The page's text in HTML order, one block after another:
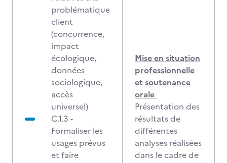
problématique
client
(concurrence,
impact
écologique,
données
sociologique,
accès
universel)
C.1.3 -
Formaliser les
usages prévus
et faire
Mise en situation
professionnelle
et soutenance
orale
Présentation des
résultats de
différentes
analyses réalisées
dans le cadre de